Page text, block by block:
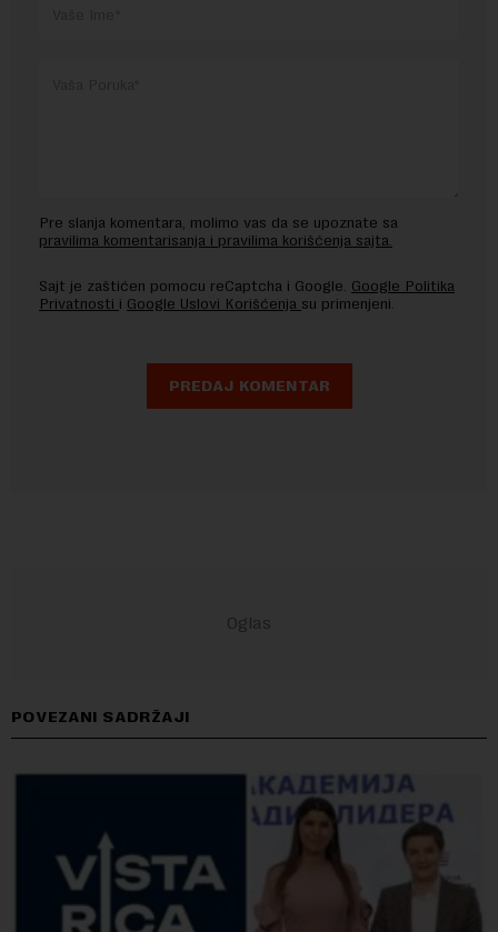
Pre slanja komentara, molimo vas da se upoznate sa
pravilima komentarisanja i pravilima korišćenja sajta.
Sajt je zaštićen pomocu reCaptcha i Google. Google Politika
Privatnosti i Google Uslovi Korišćenja su primenjeni.
POVEZANI SADRŽAJI